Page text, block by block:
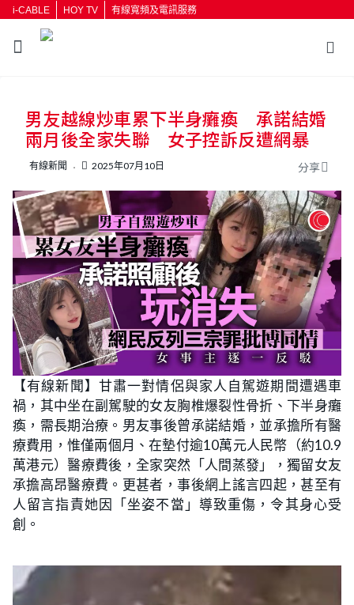
i-CABLE HOY TV 有線寬頻及電訊服務
男友越線炒車累下半身癱瘓 承諾結婚
兩月後全家失聯 女子控訴反遭網暴
有線新聞 2025年07月10日 分享
【有線新聞】甘肅一對情侶與家人自駕遊期間遭遇車
禍，其中坐在副駕駛的女友胸椎爆裂性骨折、下半身癱
瘓，需長期治療。男友事後曾承諾結婚，並承擔所有醫
療費用，惟僅兩個月、在墊付逾10萬元人民幣（約10.9
萬港元）醫療費後，全家突然「人間蒸發」，獨留女友
承擔高昂醫療費。更甚者，事後網上謠言四起，甚至有
人留言指責她因「坐姿不當」導致重傷，令其身心受
創。